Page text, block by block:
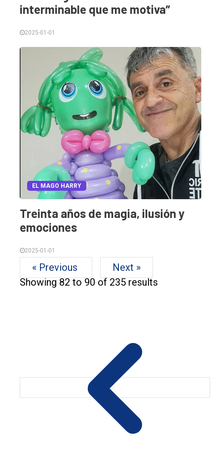
interminable que me motiva”
2025-01-01
EL MAGO HARRY
Treinta años de magia, ilusión y
emociones
2025-01-01
« Previous
Next »
Showing 82 to 90 of 235 results